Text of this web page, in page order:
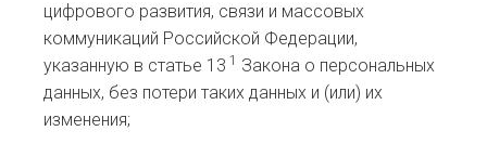
цифрового развития, связи и массовых
коммуникаций Российской Федерации,
указанную в статье 13 1
Закона о персональных
данных, без потери таких данных и (или) их
изменения;